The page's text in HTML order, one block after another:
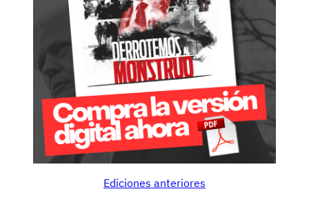
Ediciones anteriores